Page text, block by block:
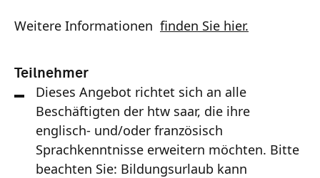
Weitere Informationen finden Sie hier.
Teilnehmer
Dieses Angebot richtet sich an alle
Beschäftigten der htw saar, die ihre
englisch- und/oder französisch
Sprachkenntnisse erweitern möchten. Bitte
beachten Sie: Bildungsurlaub kann